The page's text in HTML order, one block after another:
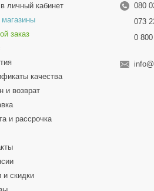
личный кабинет
заказ
качества
и возврат
и рассрочка
и скидки
080
073
0